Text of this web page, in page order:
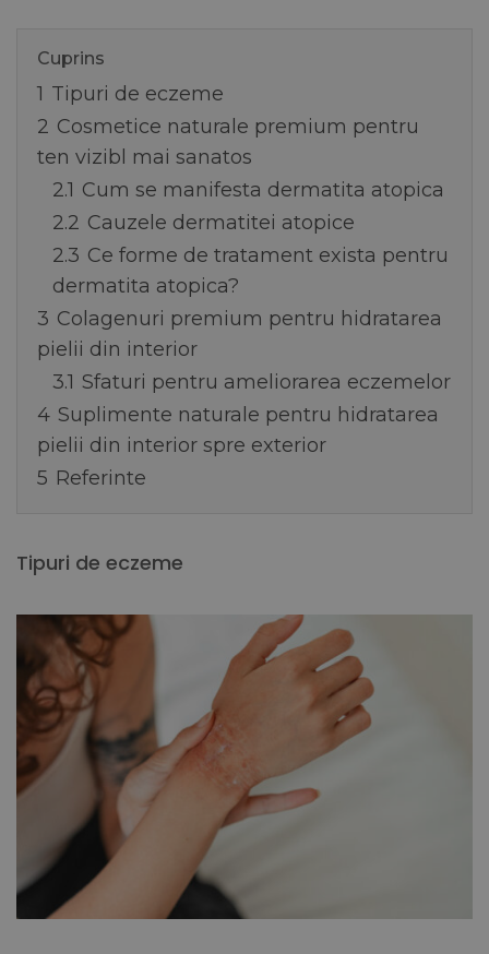
Cuprins
1 Tipuri de eczeme
2 Cosmetice naturale premium pentru
ten vizibl mai sanatos
2.1 Cum se manifesta dermatita atopica
2.2 Cauzele dermatitei atopice
2.3 Ce forme de tratament exista pentru
dermatita atopica?
3 Colagenuri premium pentru hidratarea
pielii din interior
3.1 Sfaturi pentru ameliorarea eczemelor
4 Suplimente naturale pentru hidratarea
pielii din interior spre exterior
5 Referinte
Tipuri de eczeme